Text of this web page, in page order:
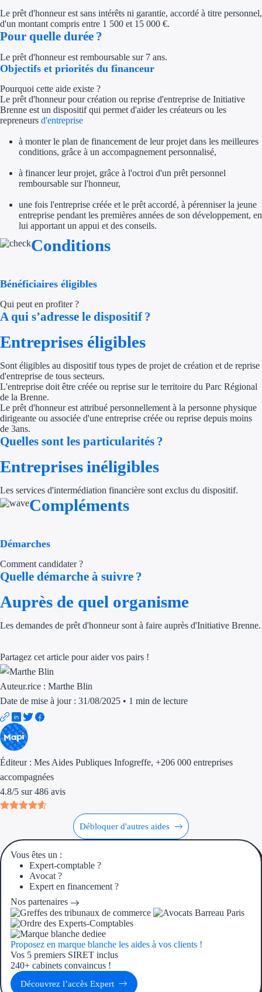
Exonération
Prêts publics
Prêt
Aides
Tous les
Solutions MAPi
Trouvez des idées de
Aides Région
Aides Région Île-
Aides Région
Aides Région
Aides Région
Le prêt d'honneur est sans intérêts ni garantie, accordé à titre personnel,
d'un montant compris entre 1 500 et 15 000 €.
Pour quelle durée ?
Le prêt d'honneur est remboursable sur 7 ans.
Objectifs et priorités du financeur
Pourquoi cette aide existe ?
Le prêt d'honneur pour création ou reprise d'entreprise de Initiative
Brenne est un dispositif qui permet d'aider les créateurs ou les
repreneurs d'entreprise
à monter le plan de financement de leur projet dans les meilleures
conditions, grâce à un accompagnement personnalisé,
à financer leur projet, grâce à l'octroi d'un prêt personnel
remboursable sur l'honneur,
une fois l'entreprise créée et le prêt accordé, à pérenniser la jeune
entreprise pendant les premières années de son développement, en
lui apportant un appui et des conseils.
Conditions
Bénéficiaires éligibles
Qui peut en profiter ?
A qui s’adresse le dispositif ?
Entreprises éligibles
Sont éligibles au dispositif tous types de projet de création et de reprise
d'entreprise de tous secteurs.
L'entreprise doit être créée ou reprise sur le territoire du Parc Régional
de la Brenne.
Le prêt d'honneur est attribué personnellement à la personne physique
dirigeante ou associée d'une entreprise créée ou reprise depuis moins
de 3ans.
Quelles sont les particularités ?
Entreprises inéligibles
Les services d'intermédiation financière sont exclus du dispositif.
Compléments
Démarches
Comment candidater ?
Quelle démarche à suivre ?
Auprès de quel organisme
Les demandes de prêt d'honneur sont à faire auprès d'Initiative Brenne.
Partagez cet article pour aider vos pairs !
Auteur.rice : Marthe Blin
Date de mise à jour : 31/08/2025 • 1 min de lecture
Éditeur : Mes Aides Publiques Infogreffe, +206 000 entreprises
accompagnées
4.8/5 sur 486 avis
Débloquer d'autres aides
Vous êtes un :
Expert-comptable ?
Avocat ?
Expert en financement ?
Nos partenaires
Proposez en marque blanche les aides à vos clients !
Vos 5 premiers SIRET inclus
240+ cabinets convaincus !
Découvrez l’accès Expert